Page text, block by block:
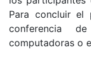
Para concluir el
conferencia
computadoras o